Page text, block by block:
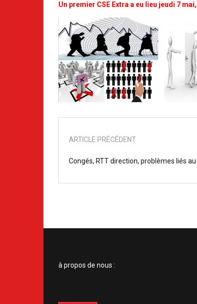
Un premier CSE Extra a eu lieu jeudi 7
ARTICLE PRÉCÉDENT
Congés, RTT direction, problèmes liés au
à propos de nous :